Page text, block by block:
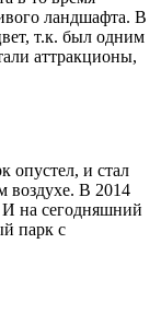
ландшафта. В
т.к. был одним
аттракционы,
опустел, и стал
воздухе. В 2014
И на сегодняшний
парк с